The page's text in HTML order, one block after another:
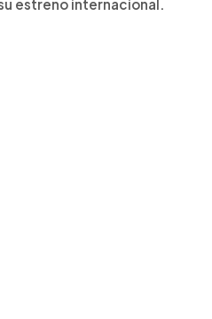
estreno internacional.